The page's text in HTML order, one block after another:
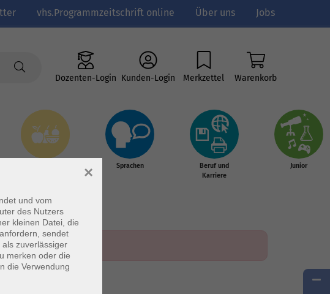
vhs.Programmzeitschrift online Über uns Jobs
Dozenten-Login Kunden-Login Merkzettel Warenkorb
Sprachen
Beruf und
Karriere
Junior
und vom
des Nutzers
kleinen Datei, die
sendet
zuverlässiger
merken oder die
die Verwendung
×